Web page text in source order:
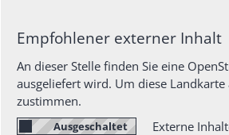
Empfohlener externer Inhalt
An dieser Stelle finden Sie eine
ausgeliefert wird. Um diese
zustimmen.
Externe